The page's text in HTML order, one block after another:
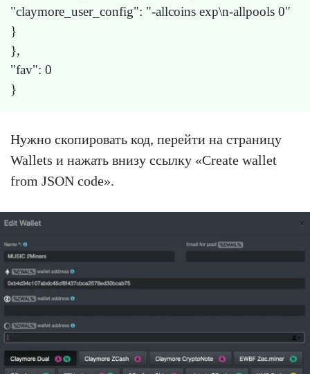
"claymore_user_config": "-allcoins exp\n-allpools 0"
}
},
"fav": 0
}
Нужно скопировать код, перейти на страницу
Wallets и нажать внизу ссылку «Create wallet
from JSON code».